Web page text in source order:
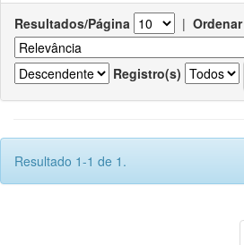
Resultados/Página |
Registro(s)
Resultado 1-1 de 1.